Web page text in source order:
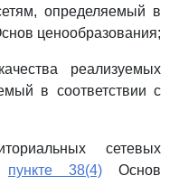
определяемый в
ценообразования;
реализуемых
в соответствии с
сетевых
пункте 38(4) Основ